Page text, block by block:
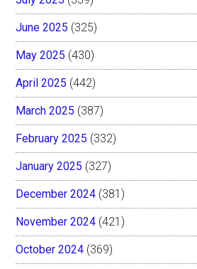
June 2025 (325)
May 2025 (430)
April 2025 (442)
March 2025 (387)
February 2025 (332)
January 2025 (327)
December 2024 (381)
November 2024 (421)
October 2024 (369)